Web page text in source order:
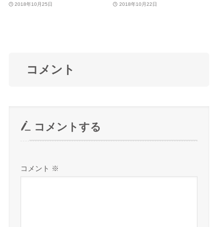
2018年10月25日 2018年10月22日
コメント
コメントする
コメント ※